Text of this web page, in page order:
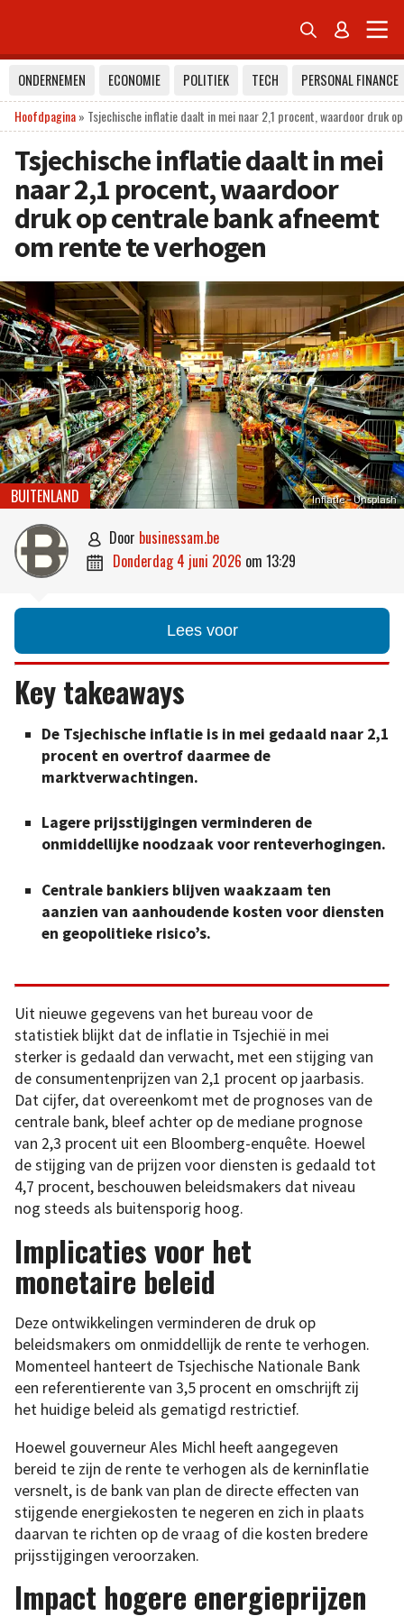
 
ONDERNEMEN ECONOMIE POLITIEK TECH
PERSONAL FINANCE
Hoofdpagina» Tsjechische inflatie daalt in mei naar 2,1 procent, waardoor druk
Tsjechische inflatie daalt in mei
naar 2,1 procent, waardoor
druk op centrale bank afneemt
om rente te verhogen
Inflatie – Unsplash
BUITENLAND
 door businessam.be
 donderdag 4 juni 2026 om 13:29
Lees voor
Key takeaways
De Tsjechische inflatie is in mei gedaald naar 2,1
procent en overtrof daarmee de
marktverwachtingen.
Lagere prijsstijgingen verminderen de
onmiddellijke noodzaak voor renteverhogingen.
Centrale bankiers blijven waakzaam ten
aanzien van aanhoudende kosten voor diensten
en geopolitieke risico’s.
Uit nieuwe gegevens van het bureau voor de
statistiek blijkt dat de inflatie in Tsjechië in mei
sterker is gedaald dan verwacht, met een stijging van
de consumentenprijzen van 2,1 procent op jaarbasis.
Dat cijfer, dat overeenkomt met de prognoses van de
centrale bank, bleef achter op de mediane prognose
van 2,3 procent uit een Bloomberg-enquête. Hoewel
de stijging van de prijzen voor diensten is gedaald tot
4,7 procent, beschouwen beleidsmakers dat niveau
nog steeds als buitensporig hoog.
Implicaties voor het
monetaire beleid
Deze ontwikkelingen verminderen de druk op
beleidsmakers om onmiddellijk de rente te verhogen.
Momenteel hanteert de Tsjechische Nationale Bank
een referentierente van 3,5 procent en omschrijft zij
het huidige beleid als gematigd restrictief.
Hoewel gouverneur Ales Michl heeft aangegeven
bereid te zijn de rente te verhogen als de kerninflatie
versnelt, is de bank van plan de directe effecten van
stijgende energiekosten te negeren en zich in plaats
daarvan te richten op de vraag of die kosten bredere
prijsstijgingen veroorzaken.
Impact hogere energieprijzen